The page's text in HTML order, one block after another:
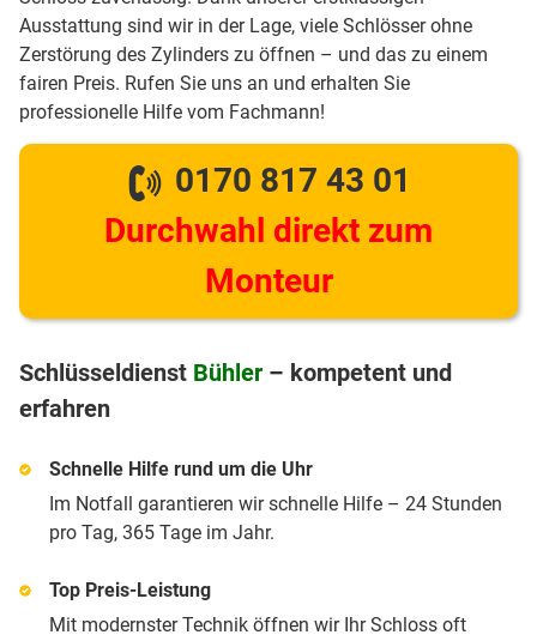
Ausstattung sind wir in der Lage, viele Schlösser ohne
Zerstörung des Zylinders zu öffnen – und das zu einem
fairen Preis. Rufen Sie uns an und erhalten Sie
professionelle Hilfe vom Fachmann!
0170 817 43 01
Durchwahl direkt zum
Monteur
Schlüsseldienst Bühler – kompetent und
erfahren
Schnelle Hilfe rund um die Uhr
Im Notfall garantieren wir schnelle Hilfe – 24 Stunden
pro Tag, 365 Tage im Jahr.
Top Preis-Leistung
Mit modernster Technik öffnen wir Ihr Schloss oft